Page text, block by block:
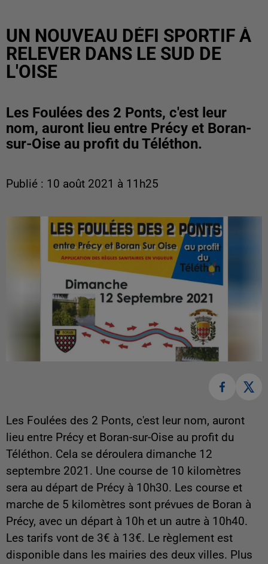
UN NOUVEAU DÉFI SPORTIF À
RELEVER DANS LE SUD DE
L'OISE
Les Foulées des 2 Ponts, c'est leur
nom, auront lieu entre Précy et Boran-
sur-Oise au profit du Téléthon.
Publié : 10 août 2021 à 11h25
Les Foulées des 2 Ponts, c'est leur nom, auront
lieu entre Précy et Boran-sur-Oise au profit du
Téléthon. Cela se déroulera dimanche 12
septembre 2021. Une course de 10 kilomètres
sera au départ de Précy à 10h30. Les course et
marche de 5 kilomètres sont prévues de Boran à
Précy, avec un départ à 10h et un autre à 10h40.
Les tarifs vont de 3€ à 13€. Le règlement est
disponible dans les mairies des deux villes. Plus